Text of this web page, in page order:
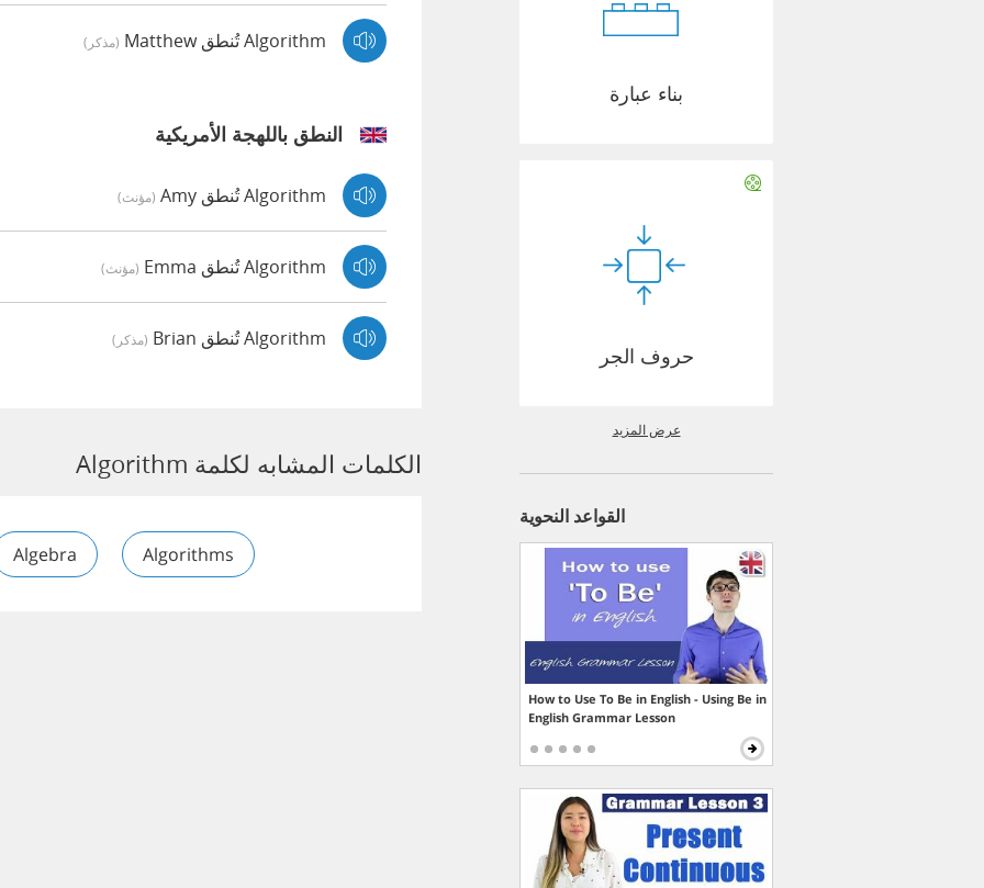
Algorithm تُنطق Matthew (مذكر)
النطق باللهجة الأمريكية
Algorithm تُنطق Amy (مؤنث)
Algorithm تُنطق Emma (مؤنث)
Algorithm تُنطق Brian (مذكر)
الكلمات المشابه لكلمة Algorithm
Algebra Algorithms
بناء عبارة
حروف الجر
عرض المزيد
القواعد النحوية
How to Use To Be in English - Using Be in
English Grammar Lesson